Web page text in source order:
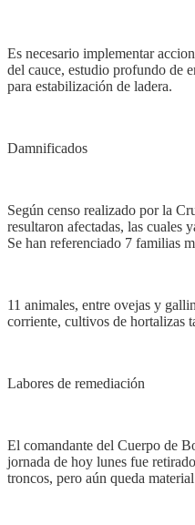
Es necesario implementar
del cauce, estudio profundo de
para estabilización de ladera.
Damnificados
Según censo realizado por la
resultaron afectadas, las cuales
Se han referenciado 7 familias
11 animales, entre ovejas y
corriente, cultivos de hortalizas
Labores de remediación
El comandante del Cuerpo de
jornada de hoy lunes fue
troncos, pero aún queda